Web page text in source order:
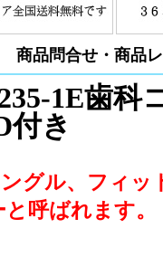
商品問合せ・商品
1E歯科
付き
グル、フィッ
呼ばれます。